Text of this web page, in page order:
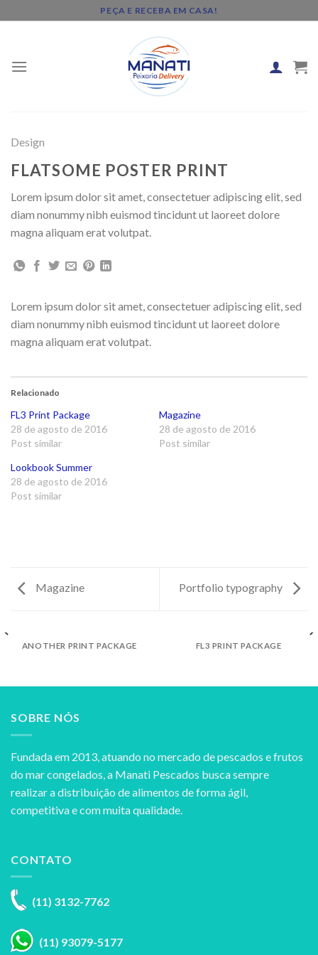
to
PEÇA E RECEBA EM CASA!
Design
FLATSOME POSTER PRINT
Lorem ipsum dolor sit amet, consectetuer adipiscing elit, sed
diam nonummy nibh euismod tincidunt ut laoreet dolore
magna aliquam erat volutpat.
Lorem ipsum dolor sit amet, consectetuer adipiscing elit, sed
diam nonummy nibh euismod tincidunt ut laoreet dolore
magna aliquam erat volutpat.
Relacionado
FL3 Print Package
28 de agosto de 2016
Post similar
Magazine
28 de agosto de 2016
Post similar
Lookbook Summer
28 de agosto de 2016
Post similar
Magazine Portfolio typography
ANOTHER PRINT PACKAGE FL3 PRINT PACKAGE
SOBRE NÓS
Fundada em 2013, atuando no mercado de pescados e frutos
do mar congelados, a Manati Pescados busca sempre
realizar a distribuição de alimentos de forma ágil,
competitiva e com muita qualidade.
CONTATO
(11) 3132-7762
(11) 93079-5177